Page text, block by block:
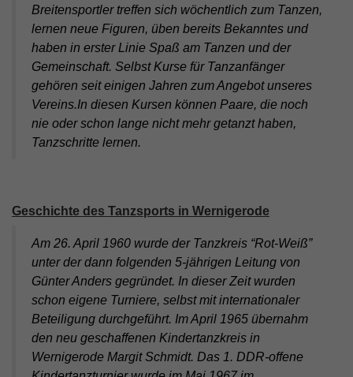
Breitensportler treffen sich wöchentlich zum Tanzen,
lernen neue Figuren, üben bereits Bekanntes und
haben in erster Linie Spaß am Tanzen und der
Gemeinschaft. Selbst Kurse für Tanzanfänger
gehören seit einigen Jahren zum Angebot unseres
Vereins.In diesen Kursen können Paare, die noch
nie oder schon lange nicht mehr getanzt haben,
Tanzschritte lernen.
Geschichte des Tanzsports in Wernigerode
Am 26. April 1960 wurde der Tanzkreis “Rot-Weiß”
unter der dann folgenden 5-jährigen Leitung von
Günter Anders gegründet. In dieser Zeit wurden
schon eigene Turniere, selbst mit internationaler
Beteiligung durchgeführt. Im April 1965 übernahm
den neu geschaffenen Kindertanzkreis in
Wernigerode Margit Schmidt. Das 1. DDR-offene